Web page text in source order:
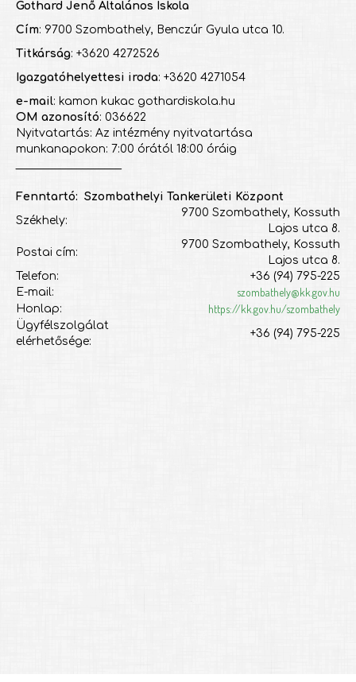
Gothard Jenő Általános Iskola
Cím: 9700 Szombathely, Benczúr Gyula utca 10.
Titkárság: +3620 4272526
Igazgatóhelyettesi iroda: +3620 4271054
e-mail: kamon kukac gothardiskola.hu
OM azonosító: 036622
Nyitvatartás: Az intézmény nyitvatartása
munkanapokon: 7:00 órától 18:00 óráig
Fenntartó: Szombathelyi Tankerületi Központ
Székhely:
9700 Szombathely, Kossuth
Lajos utca 8.
Postai cím:
9700 Szombathely, Kossuth
Lajos utca 8.
Telefon:
+36 (94) 795-225
E-mail:
szombathely@kk.gov.hu
Honlap: https://kk.gov.hu/szombathely
Ügyfélszolgálat
elérhetősége:
+36 (94) 795-225